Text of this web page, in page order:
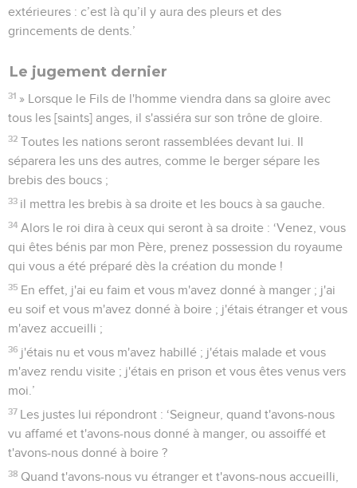
extérieures : c’est là qu’il y aura des pleurs et des
grincements de dents.’
Le jugement dernier
31 » Lorsque le Fils de l'homme viendra dans sa gloire avec
tous les [saints] anges, il s'assiéra sur son trône de gloire.
32 Toutes les nations seront rassemblées devant lui. Il
séparera les uns des autres, comme le berger sépare les
brebis des boucs ;
33 il mettra les brebis à sa droite et les boucs à sa gauche.
34 Alors le roi dira à ceux qui seront à sa droite : ‘Venez, vous
qui êtes bénis par mon Père, prenez possession du royaume
qui vous a été préparé dès la création du monde !
35 En effet, j'ai eu faim et vous m'avez donné à manger ; j'ai
eu soif et vous m'avez donné à boire ; j'étais étranger et vous
m'avez accueilli ;
36 j'étais nu et vous m'avez habillé ; j'étais malade et vous
m'avez rendu visite ; j'étais en prison et vous êtes venus vers
moi.’
37 Les justes lui répondront : ‘Seigneur, quand t'avons-nous
vu affamé et t'avons-nous donné à manger, ou assoiffé et
t'avons-nous donné à boire ?
38 Quand t'avons-nous vu étranger et t'avons-nous accueilli,